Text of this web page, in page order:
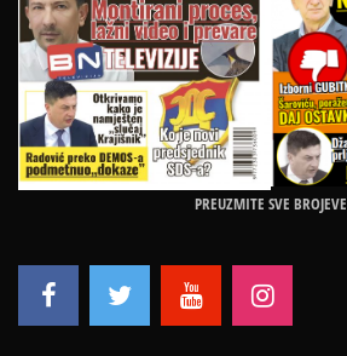
PREUZMITE SVE BROJEVE